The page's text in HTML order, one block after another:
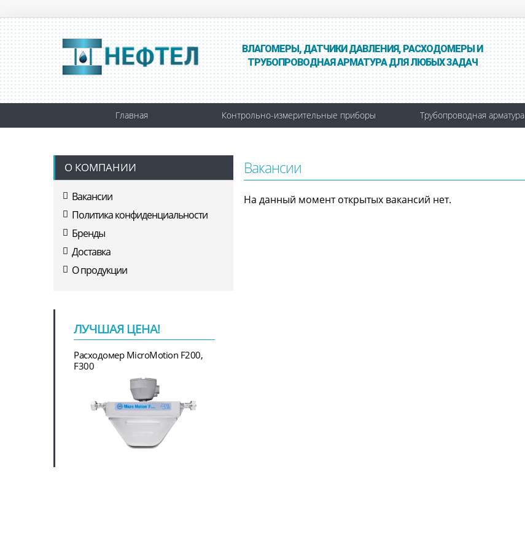
ВЛАГОМЕРЫ, ДАТЧИКИ ДАВЛЕНИЯ, РАСХОДОМЕРЫ И
ТРУБОПРОВОДНАЯ АРМАТУРА ДЛЯ ЛЮБЫХ ЗАДАЧ
Главная Контрольно-измерительные приборы Трубопроводная арматура
О КОМПАНИИ
Вакансии
Политика конфиденциальности
Бренды
Доставка
О продукции
ЛУЧШАЯ ЦЕНА!
Расходомер MicroMotion F200,
F300
Вакансии
На данный момент открытых вакансий нет.